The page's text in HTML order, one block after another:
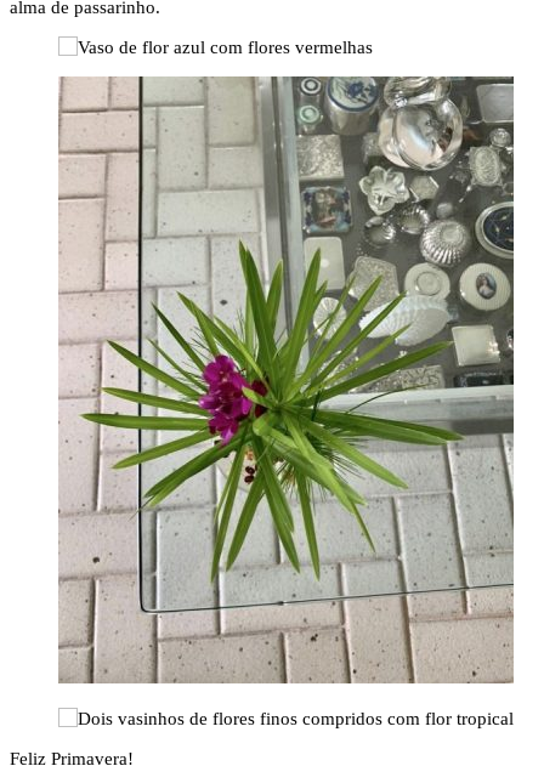
alma de passarinho.
Feliz Primavera!